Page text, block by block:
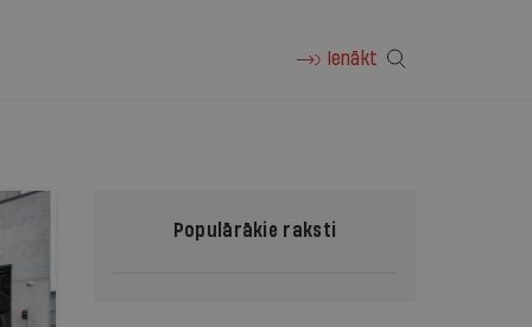
Ienākt
Populārākie raksti